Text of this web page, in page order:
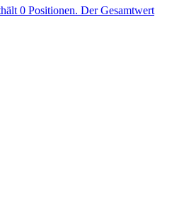
0 Positionen. Der Gesamtwert